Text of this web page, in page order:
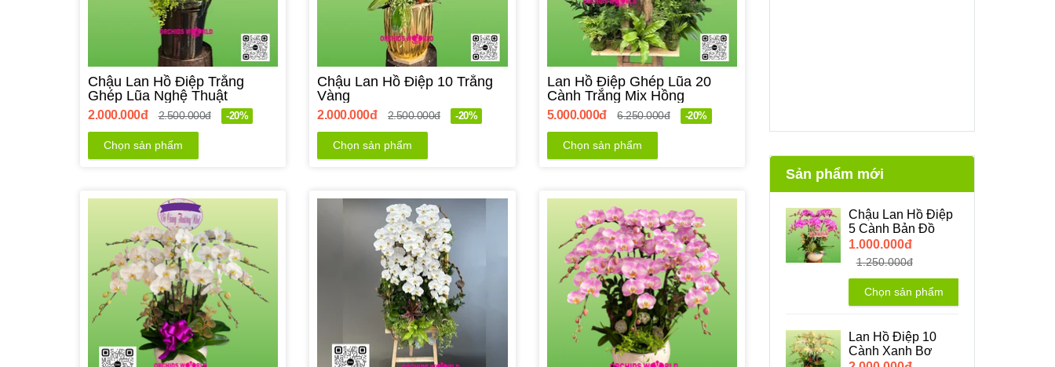
Chậu Lan Hồ Điệp Trắng
Ghép Lũa Nghệ Thuật
2.000.000đ 2.500.000đ -20%
Chọn sản phẩm
Chậu Lan Hồ Điệp 10 Trắng
Vàng
2.000.000đ 2.500.000đ -20%
Chọn sản phẩm
Lan Hồ Điệp Ghép Lũa 20
Cành Trắng Mix Hồng
5.000.000đ 6.250.000đ -20%
Chọn sản phẩm
Sản phẩm mới
Chậu Lan Hồ Điệp
5 Cành Bản Đồ
1.000.000đ
1.250.000đ
Chọn sản phẩm
Lan Hồ Điệp 10
Cành Xanh Bơ